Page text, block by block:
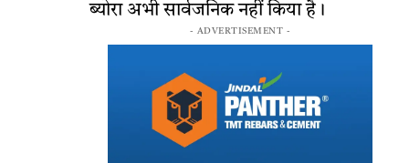
ब्योरा अभी सार्वजनिक नहीं किया है।
- ADVERTISEMENT -